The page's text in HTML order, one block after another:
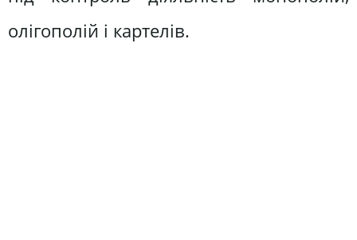
олігополій і картелів.